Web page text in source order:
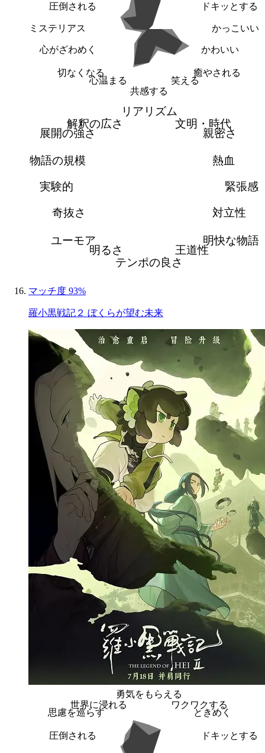
ドキッとする
かっこいい
かわいい
癒やされる
笑える
共感する
心温まる
切なくなる
心がざわめく
ミステリアス
圧倒される
リアリズム
文明・時代
親密さ
熱血
緊張感
対立性
明快な物語
王道性
テンポの良さ
明るさ
ユーモア
奇抜さ
実験的
物語の規模
展開の強さ
解釈の広さ
マッチ度 93%
羅小黒戦記２ ぼくらが望む未来
勇気をもらえる
ワクワクする
ときめく
ドキッとする
圧倒される
思慮を巡らす
世界に浸れる